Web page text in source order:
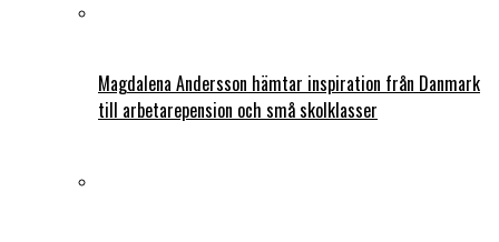
Magdalena Andersson hämtar inspiration från Danmark
till arbetarepension och små skolklasser